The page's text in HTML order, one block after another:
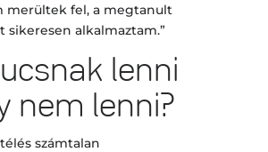
merültek fel, a megtanult
sikeresen alkalmaztam.”
lenni
nem lenni?
számtalan